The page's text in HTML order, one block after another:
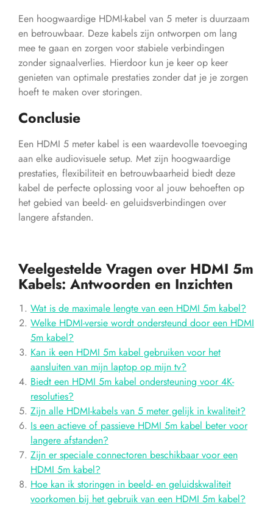
Een hoogwaardige HDMI-kabel van 5 meter is duurzaam
en betrouwbaar. Deze kabels zijn ontworpen om lang
mee te gaan en zorgen voor stabiele verbindingen
zonder signaalverlies. Hierdoor kun je keer op keer
genieten van optimale prestaties zonder dat je je zorgen
hoeft te maken over storingen.
Conclusie
Een HDMI 5 meter kabel is een waardevolle toevoeging
aan elke audiovisuele setup. Met zijn hoogwaardige
prestaties, flexibiliteit en betrouwbaarheid biedt deze
kabel de perfecte oplossing voor al jouw behoeften op
het gebied van beeld- en geluidsverbindingen over
langere afstanden.
Veelgestelde Vragen over HDMI 5m
Kabels: Antwoorden en Inzichten
Wat is de maximale lengte van een HDMI 5m kabel?
Welke HDMI-versie wordt ondersteund door een HDMI
5m kabel?
Kan ik een HDMI 5m kabel gebruiken voor het
aansluiten van mijn laptop op mijn tv?
Biedt een HDMI 5m kabel ondersteuning voor 4K-
resoluties?
Zijn alle HDMI-kabels van 5 meter gelijk in kwaliteit?
Is een actieve of passieve HDMI 5m kabel beter voor
langere afstanden?
Zijn er speciale connectoren beschikbaar voor een
HDMI 5m kabel?
Hoe kan ik storingen in beeld- en geluidskwaliteit
voorkomen bij het gebruik van een HDMI 5m kabel?